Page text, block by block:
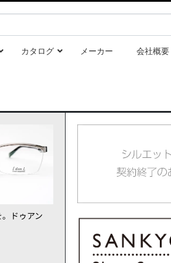
カタログ メーカー 会社概要
ドゥアン